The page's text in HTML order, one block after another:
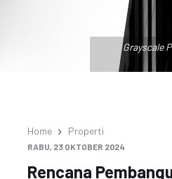
Grayscale
Home Properti
RABU, 23 OKTOBER 2024
Rencana